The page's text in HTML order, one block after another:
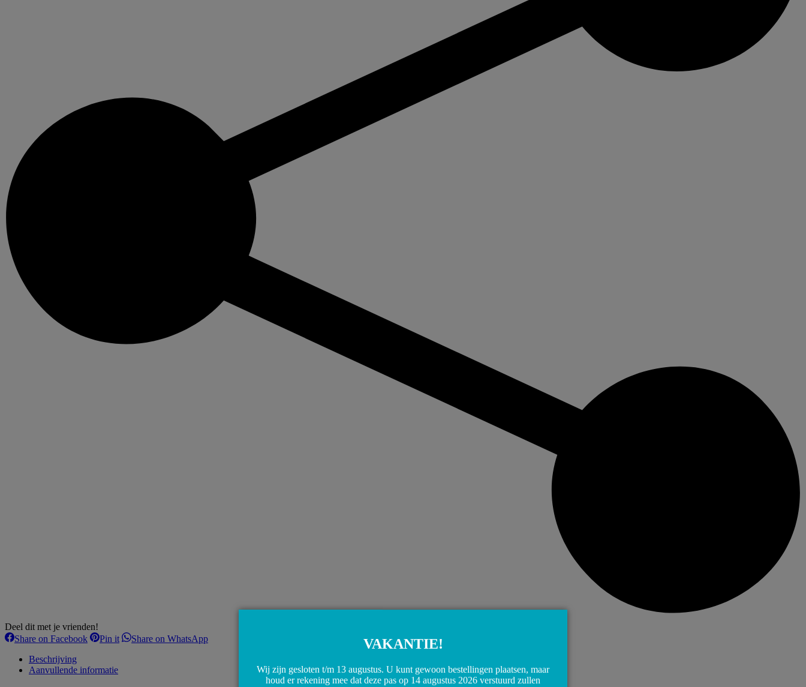
Deel dit met je vrienden!
Share on FacebookSharePin itShareShare on WhatsAppShare
Beschrijving
Aanvullende informatie
VAKANTIE!
Wij zijn gesloten t/m 13 augustus. U kunt gewoon bestellingen plaatsen, maar
houd er rekening mee dat deze pas op 14 augustus 2026 verstuurd zullen